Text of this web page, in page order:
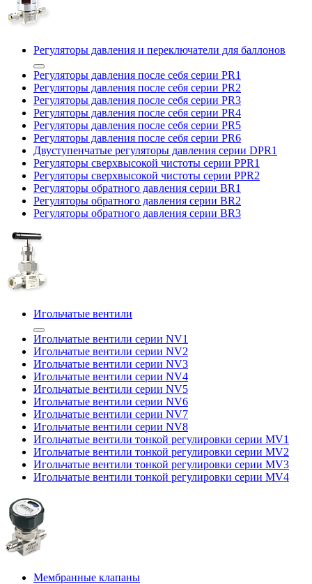
Регуляторы давления и переключатели для баллонов
Регуляторы давления после себя серии PR1
Регуляторы давления после себя серии PR2
Регуляторы давления после себя серии PR3
Регуляторы давления после себя серии PR4
Регуляторы давления после себя серии PR5
Регуляторы давления после себя серии PR6
Двуступенчатые регуляторы давления серии DPR1
Регуляторы сверхвысокой чистоты серии PPR1
Регуляторы сверхвысокой чистоты серии PPR2
Регуляторы обратного давления серии BR1
Регуляторы обратного давления серии BR2
Регуляторы обратного давления серии BR3
Игольчатые вентили
Игольчатые вентили серии NV1
Игольчатые вентили серии NV2
Игольчатые вентили серии NV3
Игольчатые вентили серии NV4
Игольчатые вентили серии NV5
Игольчатые вентили серии NV6
Игольчатые вентили серии NV7
Игольчатые вентили серии NV8
Игольчатые вентили тонкой регулировки серии MV1
Игольчатые вентили тонкой регулировки серии MV2
Игольчатые вентили тонкой регулировки серии MV3
Игольчатые вентили тонкой регулировки серии MV4
Мембранные клапаны